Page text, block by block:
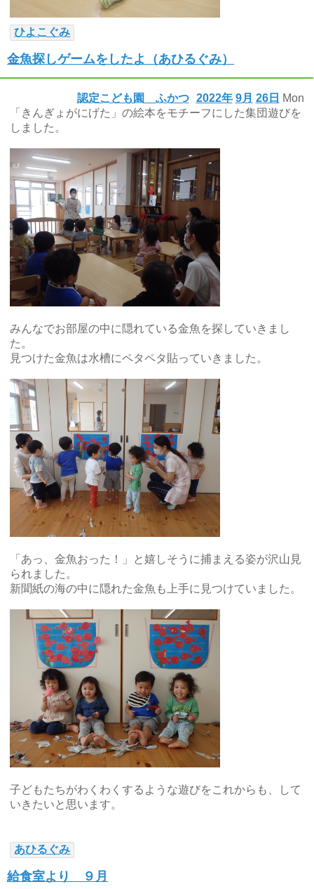
ひよこぐみ
金魚探しゲームをしたよ（あひるぐみ）
2022年 9月 26日 Mon
認定こども園 ふかつ
「きんぎょがにげた」の絵本をモチーフにした集団遊びを
しました。
みんなでお部屋の中に隠れている金魚を探していきまし
た。
見つけた金魚は水槽にペタペタ貼っていきました。
「あっ、金魚おった！」と嬉しそうに捕まえる姿が沢山見
られました。
新聞紙の海の中に隠れた金魚も上手に見つけていました。
子どもたちがわくわくするような遊びをこれからも、して
いきたいと思います。
あひるぐみ
給食室より ９月